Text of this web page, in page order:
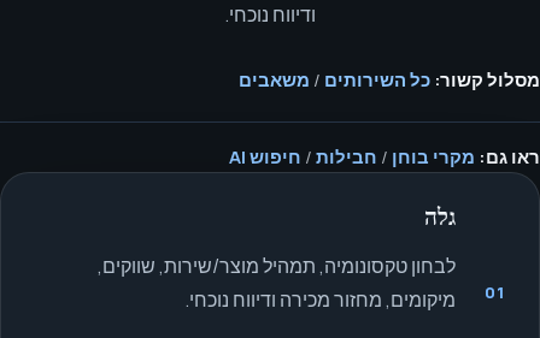
ודיווח נוכחי.
מסלול קשור: כל השירותים / משאבים
ראו גם: מקרי בוחן / חבילות / חיפוש AI
01
גלה
לבחון טקסונומיה, תמהיל מוצר/שירות, שווקים,
מיקומים, מחזור מכירה ודיווח נוכחי.